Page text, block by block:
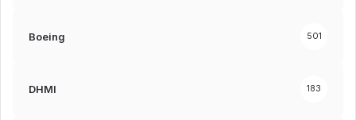
Boeing 501
DHMI 183